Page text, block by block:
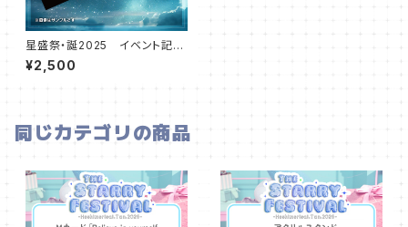
星盛祭・誕2025 イベント記念
デザインマフラータオル
¥2,500
同じカテゴリの商品